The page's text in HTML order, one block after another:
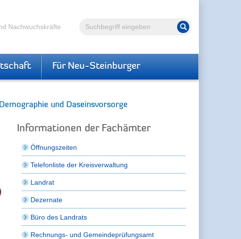
Volltextsuche Suche starten
Nachwuchskräfte
Für Neu-Steinburger
Demographie und Daseinsvorsorge
Informationen der Fachämter
Öffnungszeiten
Telefonliste der Kreisverwaltung
Landrat
Dezernate
Büro des Landrats
Rechnungs- und Gemeindeprüfungsamt